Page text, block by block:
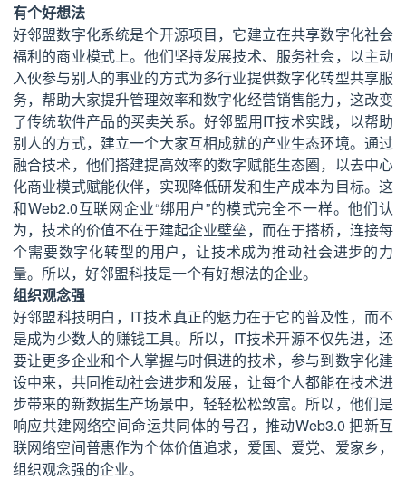
有个好想法
好邻盟数字化系统是个开源项目，它建立在共享数字化社会
福利的商业模式上。他们坚持发展技术、服务社会，以主动
入伙参与别人的事业的方式为多行业提供数字化转型共享服
务，帮助大家提升管理效率和数字化经营销售能力，这改变
了传统软件产品的买卖关系。好邻盟用IT技术实践，以帮助
别人的方式，建立一个大家互相成就的产业生态环境。通过
融合技术，他们搭建提高效率的数字赋能生态圈，以去中心
化商业模式赋能伙伴，实现降低研发和生产成本为目标。这
和Web2.0互联网企业“绑用户”的模式完全不一样。他们认
为，技术的价值不在于建起企业壁垒，而在于搭桥，连接每
个需要数字化转型的用户，让技术成为推动社会进步的力
量。所以，好邻盟科技是一个有好想法的企业。
组织观念强
好邻盟科技明白，IT技术真正的魅力在于它的普及性，而不
是成为少数人的赚钱工具。所以，IT技术开源不仅先进，还
要让更多企业和个人掌握与时俱进的技术，参与到数字化建
设中来，共同推动社会进步和发展，让每个人都能在技术进
步带来的新数据生产场景中，轻轻松松致富。所以，他们是
响应共建网络空间命运共同体的号召，推动Web3.0 把新互
联网络空间普惠作为个体价值追求，爱国、爱党、爱家乡，
组织观念强的企业。